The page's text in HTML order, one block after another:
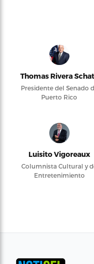
Thomas Rivera
Presidente del Senado
Puerto Rico
Luisito Vigoreaux
Columnista Cultural y
Entretenimiento